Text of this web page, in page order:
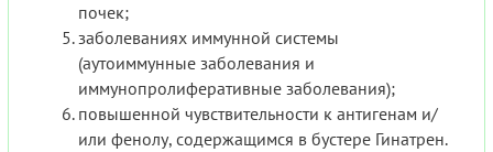
почек;
заболеваниях иммунной системы
(аутоиммунные заболевания и
иммунопролиферативные заболевания);
повышенной чувствительности к антигенам и/
или фенолу, содержащимся в бустере Гинатрен.